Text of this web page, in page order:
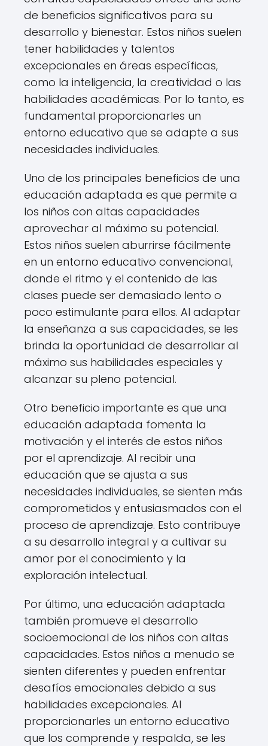
de beneficios significativos para su
desarrollo y bienestar. Estos niños suelen
tener habilidades y talentos
excepcionales en áreas específicas,
como la inteligencia, la creatividad o las
habilidades académicas. Por lo tanto, es
fundamental proporcionarles un
entorno educativo que se adapte a sus
necesidades individuales.
Uno de los principales beneficios de una
educación adaptada es que permite a
los niños con altas capacidades
aprovechar al máximo su potencial.
Estos niños suelen aburrirse fácilmente
en un entorno educativo convencional,
donde el ritmo y el contenido de las
clases puede ser demasiado lento o
poco estimulante para ellos. Al adaptar
la enseñanza a sus capacidades, se les
brinda la oportunidad de desarrollar al
máximo sus habilidades especiales y
alcanzar su pleno potencial.
Otro beneficio importante es que una
educación adaptada fomenta la
motivación y el interés de estos niños
por el aprendizaje. Al recibir una
educación que se ajusta a sus
necesidades individuales, se sienten más
comprometidos y entusiasmados con el
proceso de aprendizaje. Esto contribuye
a su desarrollo integral y a cultivar su
amor por el conocimiento y la
exploración intelectual.
Por último, una educación adaptada
también promueve el desarrollo
socioemocional de los niños con altas
capacidades. Estos niños a menudo se
sienten diferentes y pueden enfrentar
desafíos emocionales debido a sus
habilidades excepcionales. Al
proporcionarles un entorno educativo
que los comprende y respalda, se les